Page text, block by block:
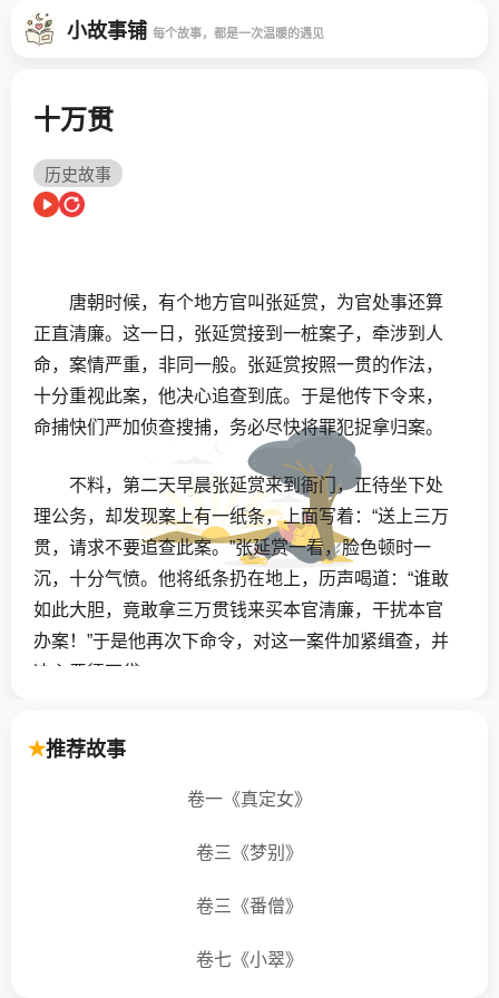
小故事铺 每个故事，都是一次温暖的遇见
十万贯
历史故事
唐朝时候，有个地方官叫张延赏，为官处事还算
正直清廉。这一日，张延赏接到一桩案子，牵涉到人
命，案情严重，非同一般。张延赏按照一贯的作法，
十分重视此案，他决心追查到底。于是他传下令来，
命捕快们严加侦查搜捕，务必尽快将罪犯捉拿归案。
不料，第二天早晨张延赏来到衙门，正待坐下处
理公务，却发现案上有一纸条，上面写着：“送上三万
贯，请求不要追查此案。”张延赏一看，脸色顿时一
沉，十分气愤。他将纸条扔在地上，历声喝道：“谁敢
如此大胆，竟敢拿三万贯钱来买本官清廉，干扰本官
办案！”于是他再次下命令，对这一案件加紧缉查，并
决心严惩不贷。
纸条，上面并无多的内容，单写着一个惊人的数字：
“十万贯。”这一下，张延赏几乎被唬住了，他左右为
最后决定把这桩案子搁置起来，不再继续追查。张延
推荐故事
卷一《真定女》
卷三《梦别》
卷三《番僧》
卷七《小翠》